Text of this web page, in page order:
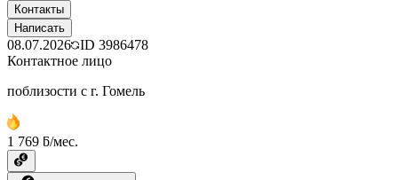
Контакты
Написать
08.07.2026 ID 3986478
Контактное лицо
поблизости с г. Гомель
1 769 ƃ/мес.